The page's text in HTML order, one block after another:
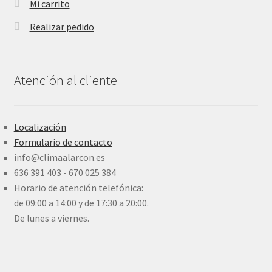
Mi carrito
Realizar pedido
Atención al cliente
Localización
Formulario de contacto
info@climaalarcon.es
636 391 403 - 670 025 384
Horario de atención telefónica:
de 09:00 a 14:00 y de 17:30 a 20:00.
De lunes a viernes.